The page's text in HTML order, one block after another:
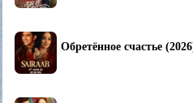
Обретённое счастье